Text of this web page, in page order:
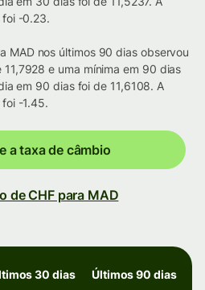
foi -0.23.
MAD nos últimos 90 dias observou
e uma mínima em 90 dias
em 90 dias foi de 11,6108. A
-1.45.
a taxa de câmbio
de CHF para MAD
30 dias Últimos 90 dias